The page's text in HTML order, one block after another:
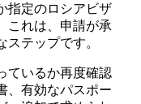
指定のロシアビザ
これは、申請が承
テップです。
ているか再度確認
、有効なパスポー